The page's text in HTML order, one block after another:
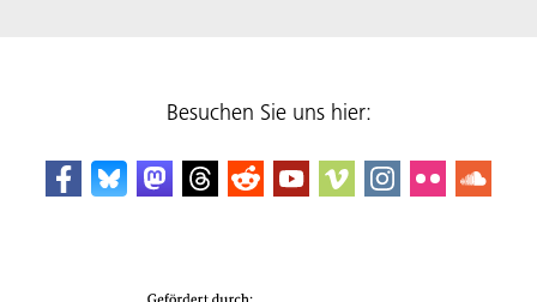
Besuchen Sie uns hier: